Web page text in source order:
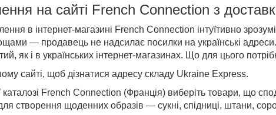
насайті French Connection з
в інтернет-магазині French Connection інтуїтивно
— продавець не надсилає посилки на українські
як і в українських інтернет-магазинах. Що для цього
сайті, щоб дізнатися адресу складу Ukraine Express.
каталозі French Connection (Франція) виберіть товари, що
створення щоденних образів — сукні, спідниці, штани,